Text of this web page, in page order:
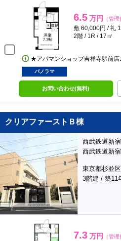
6.5 万円 （管
敷 60,000円 / 礼 1
2階 / 1R / 17㎡
★アパマンショップ吉祥寺駅前
パノラマ
お問い合わせ(無料)
クリアファーストＢ棟
西武鉄道新
西武鉄道新
東京都杉並
3階建 / 築11
7.3 万円 （管